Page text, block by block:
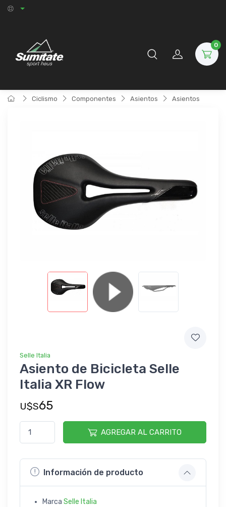
0
Ciclismo Componentes Asientos Asientos
Selle Italia
Asiento de Bicicleta Selle
Italia XR Flow
U$S65
AGREGAR AL CARRITO
Información de producto
Marca Selle Italia